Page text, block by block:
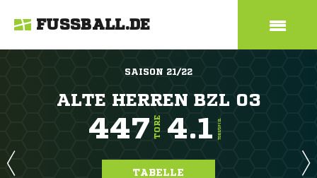
FUSSBALL.DE
SAISON 21/22
ALTE HERREN BZL 03
447 TORE 4.1 TORE/SPIEL
TABELLE